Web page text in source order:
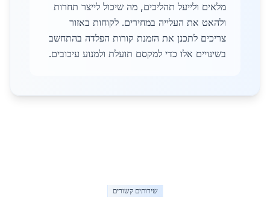
מלאים ולייעל תהליכים, מה שיכול לייצר תחרות
ולהאט את העלייה במחירים. לקוחות באזור
צריכים לתכנן את הזמנת קורות הפלדה בהתחשב
בשינויים אלו כדי למקסם תועלת ולמנוע עיכובים.
שירותים קשורים